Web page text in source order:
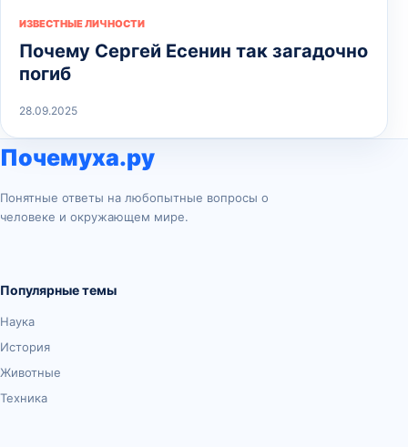
ИЗВЕСТНЫЕ ЛИЧНОСТИ
Почему Сергей Есенин так загадочно
погиб
28.09.2025
Почемуха.ру
Понятные ответы на любопытные вопросы о
человеке и окружающем мире.
Популярные темы
Наука
История
Животные
Техника